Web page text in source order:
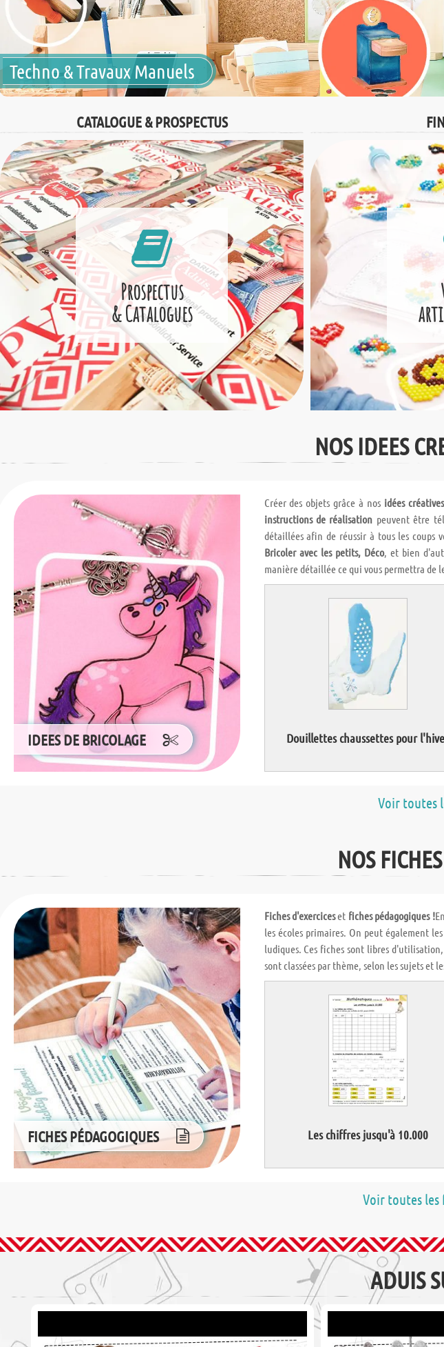
Techno & Travaux Manuels
CATALOGUE & PROSPECTUS
Prospectus
& Catalogues
NOS IDEES
IDEES DE BRICOLAGE
Créer des objets grâce à nos idées
instructions de réalisation peuvent être
détaillées afin de réussir à tous les coups
Bricoler avec les petits, Déco, et bien
manière détaillée ce qui vous permettra de
Douillettes chaussettes pour
Voir toutes
NOS
FICHES PÉDAGOGIQUES
Fiches d'exerciceset fiches pédagogiques !
les écoles primaires. On peut également
ludiques. Ces fiches sont libres
sont classées par thème, selon les sujets et
Les chiffres jusqu'à 10.000
Voir toutes les
ADUIS